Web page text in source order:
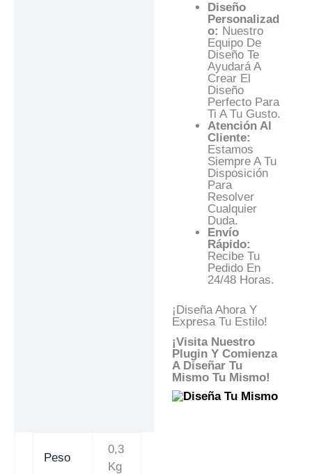
Diseño
Personalizad
O: Nuestro
Equipo De
Diseño Te
Ayudará A
Crear El
Diseño
Perfecto Para
Ti A Tu Gusto.
Atención Al
Cliente:
Estamos
Siempre A Tu
Disposición
Para
Resolver
Cualquier
Duda.
Envío
Rápido:
Recibe Tu
Pedido En
24/48 Horas.
¡Diseña Ahora Y
Expresa Tu Estilo!
¡Visita Nuestro
Plugin Y Comienza
A Diseñar Tu
Mismo Tu Mismo!
Peso
0,3
Kg